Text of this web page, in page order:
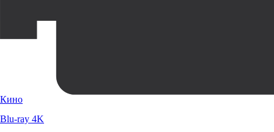
Кино
Blu-ray 4K